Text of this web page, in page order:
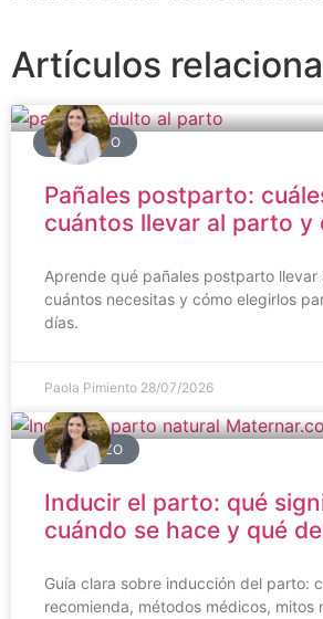
Artículos
POSPARTO
Pañales postparto:
cuántos llevar al parto y
Aprende qué pañales postparto llevar
cuántos necesitas y cómo elegirlos
días.
Paola Pimiento 28/07/2026
EMBARAZO
Inducir el parto: qué
cuándo se hace y qué
Guía clara sobre inducción del parto:
recomienda, métodos médicos, mitos